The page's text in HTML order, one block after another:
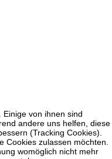
von ihnen sind
andere uns helfen, diese
(Tracking Cookies).
Cookies zulassen möchten.
womöglich nicht mehr